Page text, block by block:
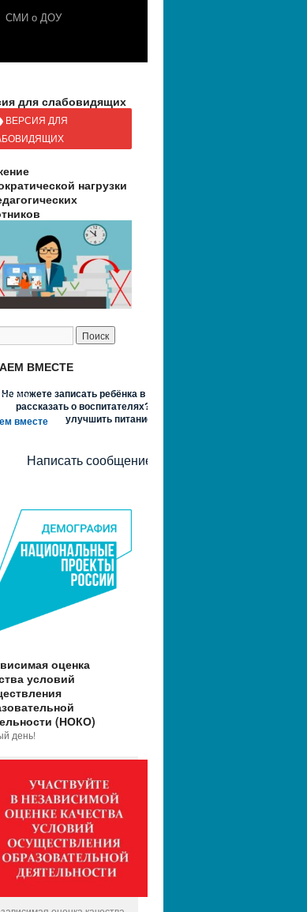
СМИ о ДОУ
для слабовидящих
ВЕРСИЯ ДЛЯ
нагрузки
ВМЕСТЕ
вместе
Не можете записать ребёнка в сад? Хотите
рассказать о воспитателях? Знаете, как
улучшить питание и занятия?
Написать сообщение
оценка
условий
(НОКО)
день!